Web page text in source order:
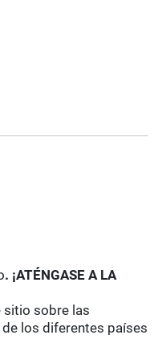
. ¡ATÉNGASE A LA
sitio sobre las
los diferentes países